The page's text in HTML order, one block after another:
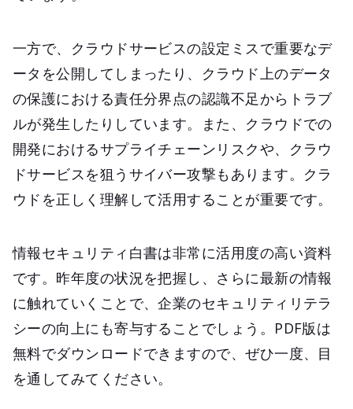
一方で、クラウドサービスの設定ミスで重要なデ
ータを公開してしまったり、クラウド上のデータ
の保護における責任分界点の認識不足からトラブ
ルが発生したりしています。また、クラウドでの
開発におけるサプライチェーンリスクや、クラウ
ドサービスを狙うサイバー攻撃もあります。クラ
ウドを正しく理解して活用することが重要です。
情報セキュリティ白書は非常に活用度の高い資料
です。昨年度の状況を把握し、さらに最新の情報
に触れていくことで、企業のセキュリティリテラ
シーの向上にも寄与することでしょう。PDF版は
無料でダウンロードできますので、ぜひ一度、目
を通してみてください。